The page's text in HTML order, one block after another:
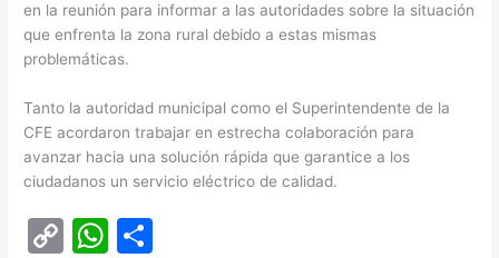
en la reunión para informar a las autoridades sobre la situación
que enfrenta la zona rural debido a estas mismas
problemáticas.
Tanto la autoridad municipal como el Superintendente de la
CFE acordaron trabajar en estrecha colaboración para
avanzar hacia una solución rápida que garantice a los
ciudadanos un servicio eléctrico de calidad.
C
W